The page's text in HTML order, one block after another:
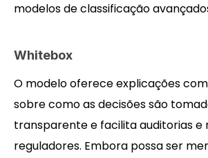
modelos de classificação
Whitebox
O modelo oferece explicações
sobre como as decisões são
transparente e facilita auditorias e
reguladores. Embora possa ser